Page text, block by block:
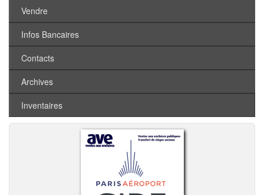
Vendre
Infos Bancaires
Contacts
Archives
Inventaires